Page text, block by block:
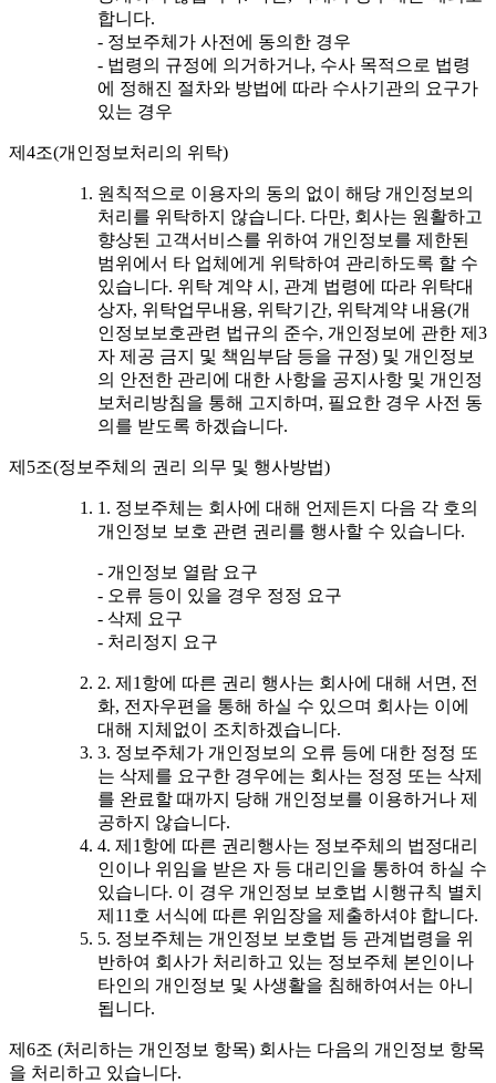
합니다.
- 정보주체가 사전에 동의한 경우
- 법령의 규정에 의거하거나, 수사 목적으로 법령
에 정해진 절차와 방법에 따라 수사기관의 요구가
있는 경우
제4조(개인정보처리의 위탁)
원칙적으로 이용자의 동의 없이 해당 개인정보의
처리를 위탁하지 않습니다. 다만, 회사는 원활하고
향상된 고객서비스를 위하여 개인정보를 제한된
범위에서 타 업체에게 위탁하여 관리하도록 할 수
있습니다. 위탁 계약 시, 관계 법령에 따라 위탁대
상자, 위탁업무내용, 위탁기간, 위탁계약 내용(개
인정보보호관련 법규의 준수, 개인정보에 관한 제3
자 제공 금지 및 책임부담 등을 규정) 및 개인정보
의 안전한 관리에 대한 사항을 공지사항 및 개인정
보처리방침을 통해 고지하며, 필요한 경우 사전 동
의를 받도록 하겠습니다.
제5조(정보주체의 권리 의무 및 행사방법)
1. 정보주체는 회사에 대해 언제든지 다음 각 호의
개인정보 보호 관련 권리를 행사할 수 있습니다.
- 개인정보 열람 요구
- 오류 등이 있을 경우 정정 요구
- 삭제 요구
- 처리정지 요구
2. 제1항에 따른 권리 행사는 회사에 대해 서면, 전
화, 전자우편을 통해 하실 수 있으며 회사는 이에
대해 지체없이 조치하겠습니다.
3. 정보주체가 개인정보의 오류 등에 대한 정정 또
는 삭제를 요구한 경우에는 회사는 정정 또는 삭제
를 완료할 때까지 당해 개인정보를 이용하거나 제
공하지 않습니다.
4. 제1항에 따른 권리행사는 정보주체의 법정대리
인이나 위임을 받은 자 등 대리인을 통하여 하실 수
있습니다. 이 경우 개인정보 보호법 시행규칙 별치
제11호 서식에 따른 위임장을 제출하셔야 합니다.
5. 정보주체는 개인정보 보호법 등 관계법령을 위
반하여 회사가 처리하고 있는 정보주체 본인이나
타인의 개인정보 및 사생활을 침해하여서는 아니
됩니다.
제6조 (처리하는 개인정보 항목) 회사는 다음의 개인정보 항목
을 처리하고 있습니다.